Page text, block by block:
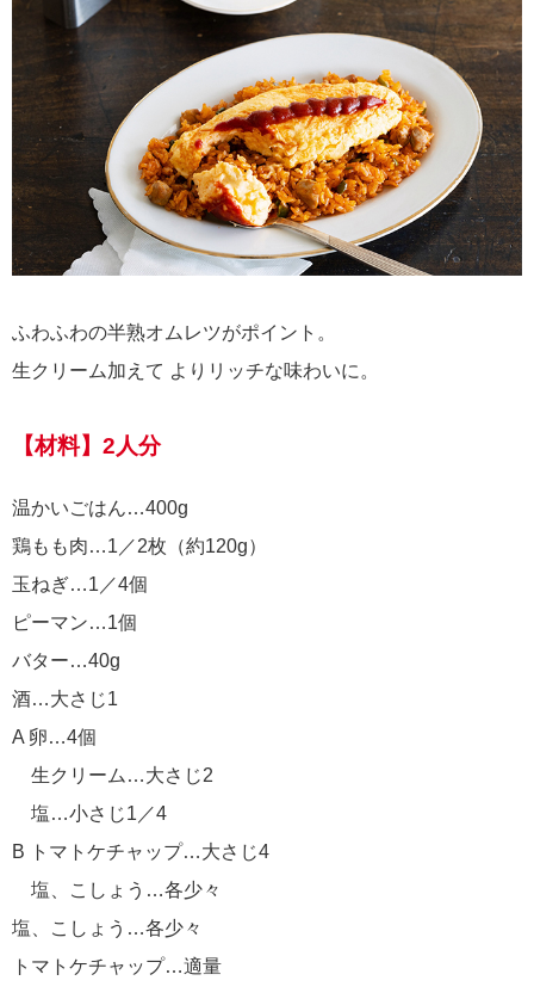
ふわふわの半熟オムレツがポイント。
生クリーム加えて よりリッチな味わいに。
【材料】2人分
温かいごはん…400g
鶏もも肉…1／2枚（約120g）
玉ねぎ…1／4個
ピーマン…1個
バター…40g
酒…大さじ1
A 卵…4個
生クリーム…大さじ2
塩…小さじ1／4
B トマトケチャップ…大さじ4
塩、こしょう…各少々
塩、こしょう…各少々
トマトケチャップ…適量